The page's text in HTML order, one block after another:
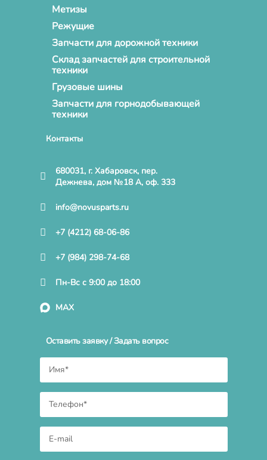
Метизы
Режущие
Запчасти для дорожной техники
Склад запчастей для строительной
техники
Грузовые шины
Запчасти для горнодобывающей
техники
Контакты
680031, г. Хабаровск, пер.
Дежнева, дом №18 А, оф. 333
info@novusparts.ru
+7 (4212) 68-06-86
+7 (984) 298-74-68
Пн-Вс с 9:00 до 18:00
MAX
Оставить заявку / Задать вопрос